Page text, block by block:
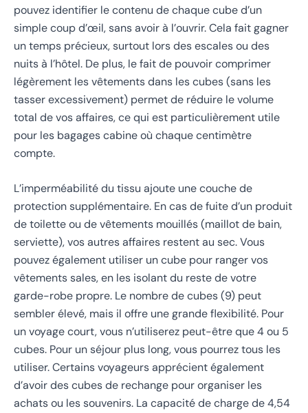
pouvez identifier le contenu de chaque cube d’un
simple coup d’œil, sans avoir à l’ouvrir. Cela fait gagner
un temps précieux, surtout lors des escales ou des
nuits à l’hôtel. De plus, le fait de pouvoir comprimer
légèrement les vêtements dans les cubes (sans les
tasser excessivement) permet de réduire le volume
total de vos affaires, ce qui est particulièrement utile
pour les bagages cabine où chaque centimètre
compte.
L’imperméabilité du tissu ajoute une couche de
protection supplémentaire. En cas de fuite d’un produit
de toilette ou de vêtements mouillés (maillot de bain,
serviette), vos autres affaires restent au sec. Vous
pouvez également utiliser un cube pour ranger vos
vêtements sales, en les isolant du reste de votre
garde-robe propre. Le nombre de cubes (9) peut
sembler élevé, mais il offre une grande flexibilité. Pour
un voyage court, vous n’utiliserez peut-être que 4 ou 5
cubes. Pour un séjour plus long, vous pourrez tous les
utiliser. Certains voyageurs apprécient également
d’avoir des cubes de rechange pour organiser les
achats ou les souvenirs. La capacité de charge de 4,54